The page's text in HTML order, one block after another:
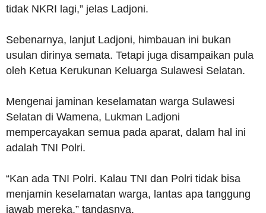
tidak NKRI lagi,” jelas Ladjoni.
Sebenarnya, lanjut Ladjoni, himbauan ini bukan
usulan dirinya semata. Tetapi juga disampaikan pula
oleh Ketua Kerukunan Keluarga Sulawesi Selatan.
Mengenai jaminan keselamatan warga Sulawesi
Selatan di Wamena, Lukman Ladjoni
mempercayakan semua pada aparat, dalam hal ini
adalah TNI Polri.
“Kan ada TNI Polri. Kalau TNI dan Polri tidak bisa
menjamin keselamatan warga, lantas apa tanggung
jawab mereka,” tandasnya.